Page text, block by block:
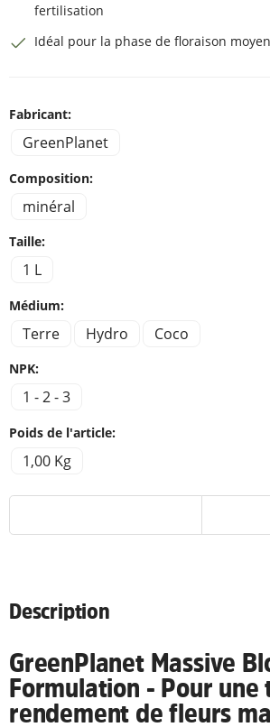
fertilisation
Idéal pour la phase de floraison
Fabricant:
GreenPlanet
Composition:
minéral
Taille:
1 L
Médium:
Terre Hydro Coco
NPK:
1 - 2 - 3
Poids de l'article:
1,00 Kg
Description
GreenPlanet Massive
Formulation - Pour une
rendement de fleurs